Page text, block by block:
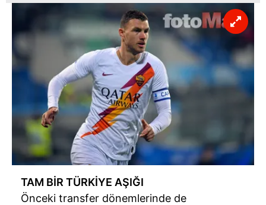
TAM BİR TÜRKİYE AŞIĞI
Önceki transfer dönemlerinde de